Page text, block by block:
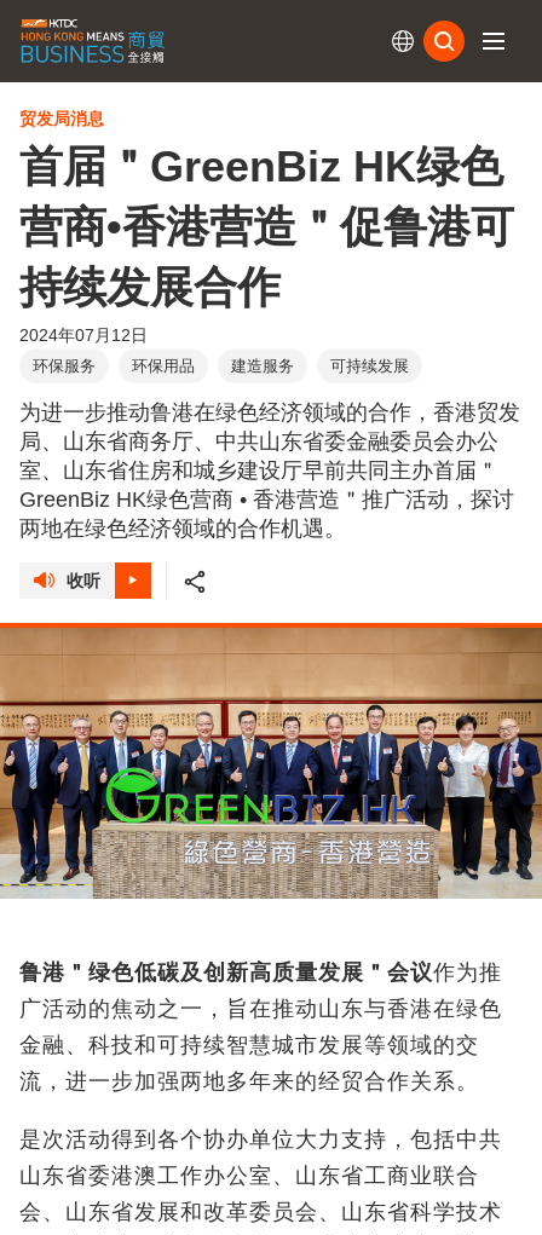
贸发局消息
首届＂GreenBiz HK绿色
营商•香港营造＂促鲁港可
持续发展合作
2024年07月12日
环保服务 环保用品 建造服务 可持续发展
为进一步推动鲁港在绿色经济领域的合作，香港贸发
局、山东省商务厅、中共山东省委金融委员会办公
室、山东省住房和城乡建设厅早前共同主办首届＂
GreenBiz HK绿色营商 • 香港营造＂推广活动，探讨
两地在绿色经济领域的合作机遇。
收听
鲁港＂绿色低碳及创新高质量发展＂会议作为推
广活动的焦动之一，旨在推动山东与香港在绿色
金融、科技和可持续智慧城市发展等领域的交
流，进一步加强两地多年来的经贸合作关系。
是次活动得到各个协办单位大力支持，包括中共
山东省委港澳工作办公室、山东省工商业联合
会、山东省发展和改革委员会、山东省科学技术